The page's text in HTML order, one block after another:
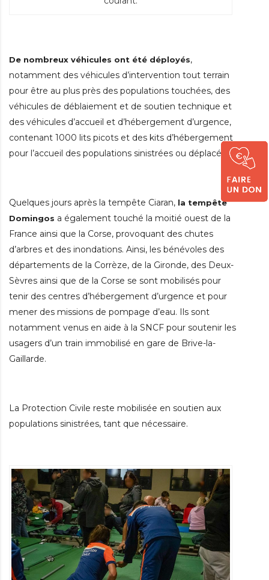
De nombreux véhicules ont été déployés,
notamment des véhicules d’intervention tout terrain
pour être au plus près des populations touchées, des
véhicules de déblaiement et de soutien technique et
des véhicules d’accueil et d’hébergement d’urgence,
contenant 1000 lits picots et des kits d’hébergement
pour l’accueil des populations sinistrées ou déplacées.
Quelques jours après la tempête Ciaran, la tempête
Domingos a également touché la moitié ouest de la
France ainsi que la Corse, provoquant des chutes
d’arbres et des inondations. Ainsi, les bénévoles des
départements de la Corrèze, de la Gironde, des Deux-
Sèvres ainsi que de la Corse se sont mobilisés pour
tenir des centres d’hébergement d’urgence et pour
mener des missions de pompage d’eau. Ils sont
notamment venus en aide à la SNCF pour soutenir les
usagers d’un train immobilisé en gare de Brive-la-
Gaillarde.
La Protection Civile reste mobilisée en soutien aux
populations sinistrées, tant que nécessaire.